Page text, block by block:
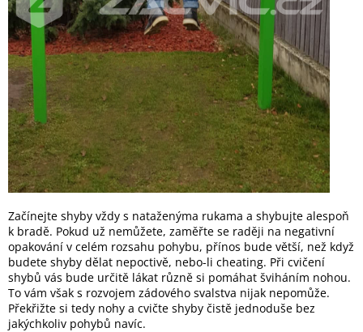
Začínejte shyby vždy s nataženýma rukama a shybujte alespoň
k bradě. Pokud už nemůžete, zaměřte se raději na negativní
opakování v celém rozsahu pohybu, přínos bude větší, než když
budete shyby dělat nepoctivě, nebo-li cheating. Při cvičení
shybů vás bude určitě lákat různě si pomáhat šviháním nohou.
To vám však s rozvojem zádového svalstva nijak nepomůže.
Překřižte si tedy nohy a cvičte shyby čistě jednoduše bez
jakýchkoliv pohybů navíc.